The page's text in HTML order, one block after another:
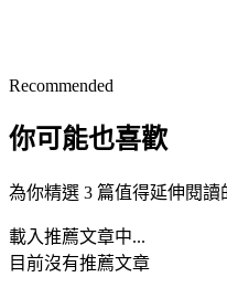
Recommended
你可能也喜歡
為你精選 3 篇值得延伸閱讀
載入推薦文章中...
目前沒有推薦文章